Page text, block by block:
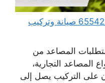
صيانة مصاعد في الكويت 65542233 صيانة وتركيب
المصاعد من
المصاعد التجارية،
على التركيب يصل إلى